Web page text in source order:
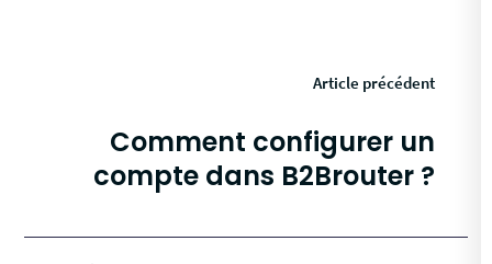
Article précédent
Comment configurer un
compte dans B2Brouter ?